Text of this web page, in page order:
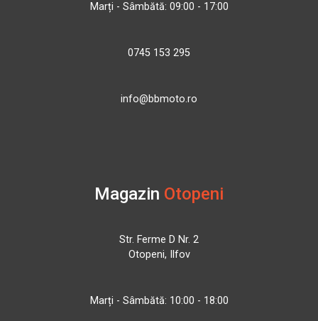
Marți - Sâmbătă: 09:00 - 17:00
0745 153 295
info@bbmoto.ro
Magazin Otopeni
Str. Ferme D Nr. 2
Otopeni, Ilfov
Marți - Sâmbătă: 10:00 - 18:00